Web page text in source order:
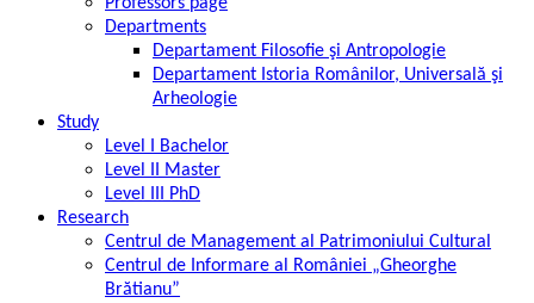
Departments
Departament Filosofie şi Antropologie
Departament Istoria Românilor, Universală şi
Arheologie
Study
Level I Bachelor
Level II Master
Level III PhD
Research
Centrul de Management al Patrimoniului Cultural
Centrul de Informare al României „Gheorghe
Brătianu”